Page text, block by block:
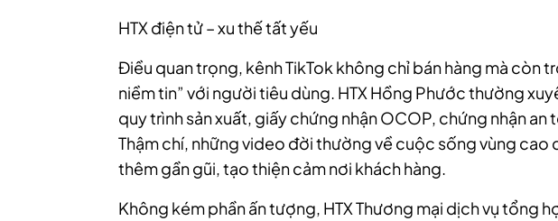
HTX điện tử – xu thế tất yếu
Điều quan trọng, kênh TikTok không chỉ bán hàng mà còn
niềm tin” với người tiêu dùng. HTX Hồng Phước thường
quy trình sản xuất, giấy chứng nhận OCOP, chứng nhận an
Thậm chí, những video đời thường về cuộc sống vùng cao
thêm gần gũi, tạo thiện cảm nơi khách hàng.
Không kém phần ấn tượng, HTX Thương mại dịch vụ tổng